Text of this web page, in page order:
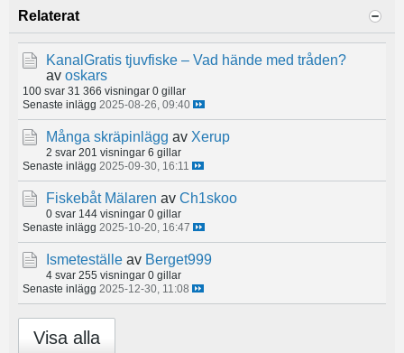
Relaterat
KanalGratis tjuvfiske – Vad hände med tråden?
av oskars
100 svar 31 366 visningar 0 gillar
Senaste inlägg 2025-08-26, 09:40
Många skräpinlägg av Xerup
2 svar 201 visningar 6 gillar
Senaste inlägg 2025-09-30, 16:11
Fiskebåt Mälaren av Ch1skoo
0 svar 144 visningar 0 gillar
Senaste inlägg 2025-10-20, 16:47
Ismeteställe av Berget999
4 svar 255 visningar 0 gillar
Senaste inlägg 2025-12-30, 11:08
Visa alla